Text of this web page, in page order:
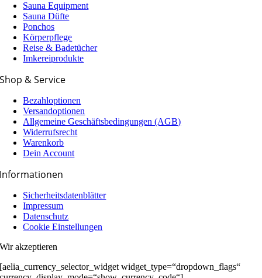
Sauna Equipment
Sauna Düfte
Ponchos
Körperpflege
Reise & Badetücher
Imkereiprodukte
Shop & Service
Bezahloptionen
Versandoptionen
Allgemeine Geschäfts­­­bedingungen (AGB)
Widerrufsrecht
Warenkorb
Dein Account
Informationen
Sicherheitsdatenblätter
Impressum
Datenschutz
Cookie Einstellungen
Wir akzeptieren
[aelia_currency_selector_widget widget_type=“dropdown_flags“